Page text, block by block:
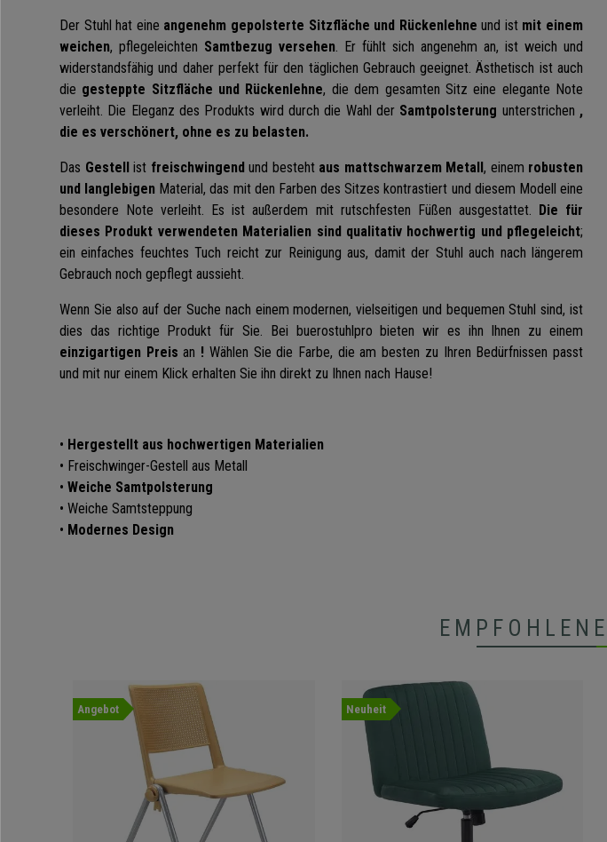
Der Stuhl hat eine angenehm gepolsterte Sitzfläche und Rückenlehne und ist mit einem
weichen, pflegeleichten Samtbezug versehen. Er fühlt sich angenehm an, ist weich und
widerstandsfähig und daher perfekt für den täglichen Gebrauch geeignet. Ästhetisch ist auch
die gesteppte Sitzfläche und Rückenlehne, die dem gesamten Sitz eine elegante Note
verleiht. Die Eleganz des Produkts wird durch die Wahl der Samtpolsterung unterstrichen ,
die es verschönert, ohne es zu belasten.
Das Gestellist freischwingendund bestehtaus mattschwarzem Metall, einem robusten
und langlebigen Material, das mit den Farben des Sitzes kontrastiert und diesem Modell eine
besondere Note verleiht. Es ist außerdem mit rutschfesten Füßen ausgestattet. Die für
dieses Produkt verwendeten Materialien sind qualitativ hochwertig und pflegeleicht;
ein einfaches feuchtes Tuch reicht zur Reinigung aus, damit der Stuhl auch nach längerem
Gebrauch noch gepflegt aussieht.
Wenn Sie also auf der Suche nach einem modernen, vielseitigen und bequemen Stuhl sind, ist
dies das richtige Produkt für Sie. Bei buerostuhlpro bieten wir es ihn Ihnen zu einem
einzigartigen Preis an ! Wählen Sie die Farbe, die am besten zu Ihren Bedürfnissen passt
und mit nur einem Klick erhalten Sie ihn direkt zu Ihnen nach Hause!
• Hergestellt aus hochwertigen Materialien
• Freischwinger-Gestell aus Metall
• Weiche Samtpolsterung
• Weiche Samtsteppung
• Modernes Design
EMPFOHLENE
Angebot Neuheit